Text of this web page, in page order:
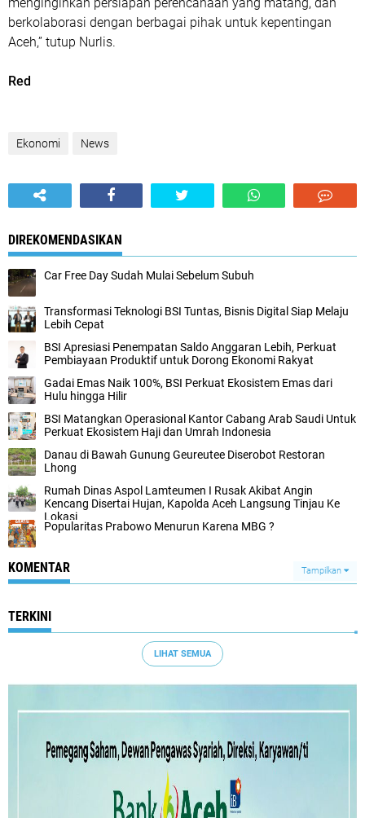
berkolaborasi dengan berbagai pihak untuk kepentingan
Aceh,” tutup Nurlis.
Red
Ekonomi News
DIREKOMENDASIKAN
Car Free Day Sudah Mulai Sebelum Subuh
Transformasi Teknologi BSI Tuntas, Bisnis Digital Siap Melaju
Lebih Cepat
BSI Apresiasi Penempatan Saldo Anggaran Lebih, Perkuat
Pembiayaan Produktif untuk Dorong Ekonomi Rakyat
Gadai Emas Naik 100%, BSI Perkuat Ekosistem Emas dari
Hulu hingga Hilir
BSI Matangkan Operasional Kantor Cabang Arab Saudi Untuk
Perkuat Ekosistem Haji dan Umrah Indonesia
Danau di Bawah Gunung Geureutee Diserobot Restoran
Lhong
Rumah Dinas Aspol Lamteumen I Rusak Akibat Angin
Kencang Disertai Hujan, Kapolda Aceh Langsung Tinjau Ke
Lokasi
Popularitas Prabowo Menurun Karena MBG ?
KOMENTAR Tampilkan
TERKINI
LIHAT SEMUA